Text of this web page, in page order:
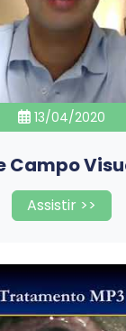
13/04/2020
Campo
Assistir >>